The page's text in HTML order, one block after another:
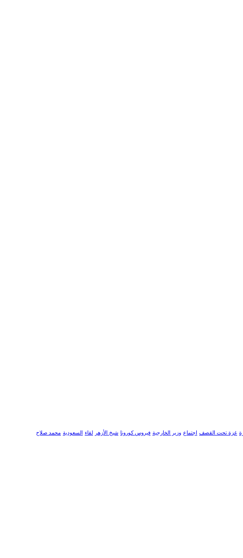
غزة تحت القصف اجتماع وزير الخارجية فيروس كورونا شيخ الأزهر لقاء السعودية محمد صلاح